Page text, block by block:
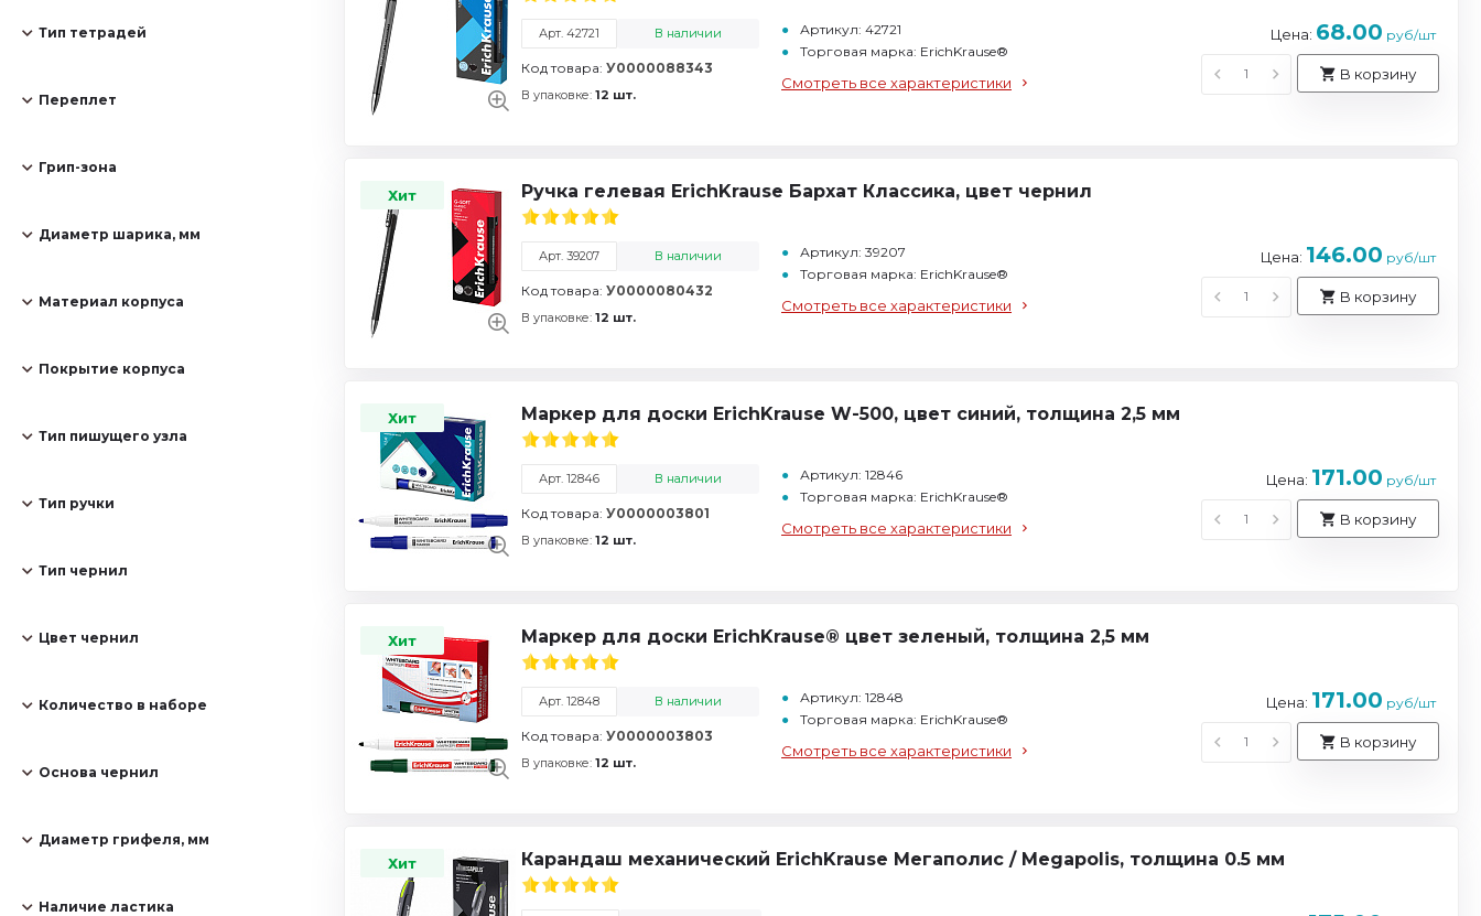
Тип тетрадей
Переплет
Грип-зона
Диаметр шарика, мм
Материал корпуса
Покрытие корпуса
Тип пишущего узла
Тип ручки
Тип чернил
Цвет чернил
Количество в наборе
Основа чернил
Диаметр грифеля, мм
Наличие ластика
Арт. 42721 В наличии
Код товара: У0000088343
В упаковке: 12 шт.
Артикул: 42721
Торговая марка: ErichKrause®
Смотреть все характеристики
Цена: 68.00 руб/шт
В корзину
Хит Ручка гелевая ErichKrause Бархат Классика, цвет чернил
Арт. 39207 В наличии
Код товара: У0000080432
В упаковке: 12 шт.
Артикул: 39207
Торговая марка: ErichKrause®
Смотреть все характеристики
Цена: 146.00 руб/шт
В корзину
Хит Маркер для доски ErichKrause W-500, цвет синий, толщина 2,5 мм
Арт. 12846 В наличии
Код товара: У0000003801
В упаковке: 12 шт.
Артикул: 12846
Торговая марка: ErichKrause®
Смотреть все характеристики
Цена: 171.00 руб/шт
В корзину
Хит Маркер для доски ErichKrause® цвет зеленый, толщина 2,5 мм
Арт. 12848 В наличии
Код товара: У0000003803
В упаковке: 12 шт.
Артикул: 12848
Торговая марка: ErichKrause®
Смотреть все характеристики
Цена: 171.00 руб/шт
В корзину
Хит Карандаш механический ErichKrause Мегаполис / Megapolis, толщина 0.5 мм